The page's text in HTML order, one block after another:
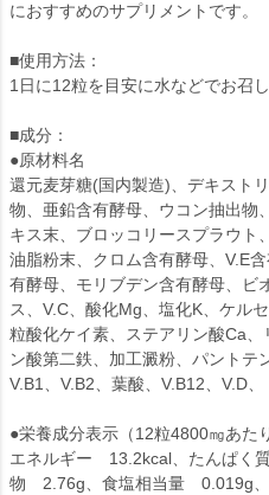
におすすめのサプリメントです。
■使用方法：
1日に12粒を目安に水などでお召
■成分：
●原材料名
還元麦芽糖(国内製造)、デキスト
物、亜鉛含有酵母、ウコン抽出物
キス末、ブロッコリースプラウト
油脂粉末、クロム含有酵母、V.E
有酵母、モリブデン含有酵母、ビ
ス、V.C、酸化Mg、塩化K、ケル
粒酸化ケイ素、ステアリン酸Ca
ン酸第二鉄、加工澱粉、パントテ
V.B1、V.B2、葉酸、V.B12、V.D
●栄養成分表示（12粒4800㎎あたり
エネルギー 13.2kcal、たんぱ
物 2.76g、食塩相当量 0.019g